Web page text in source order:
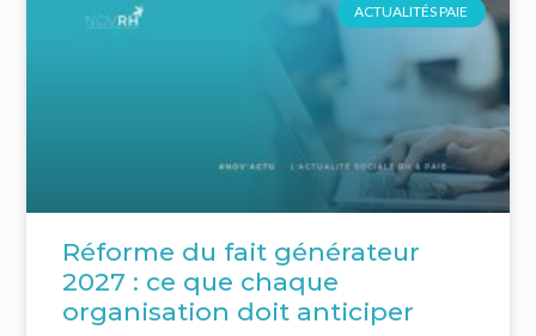
ACTUALITÉS PAIE
Réforme du fait générateur
2027 : ce que chaque
organisation doit anticiper